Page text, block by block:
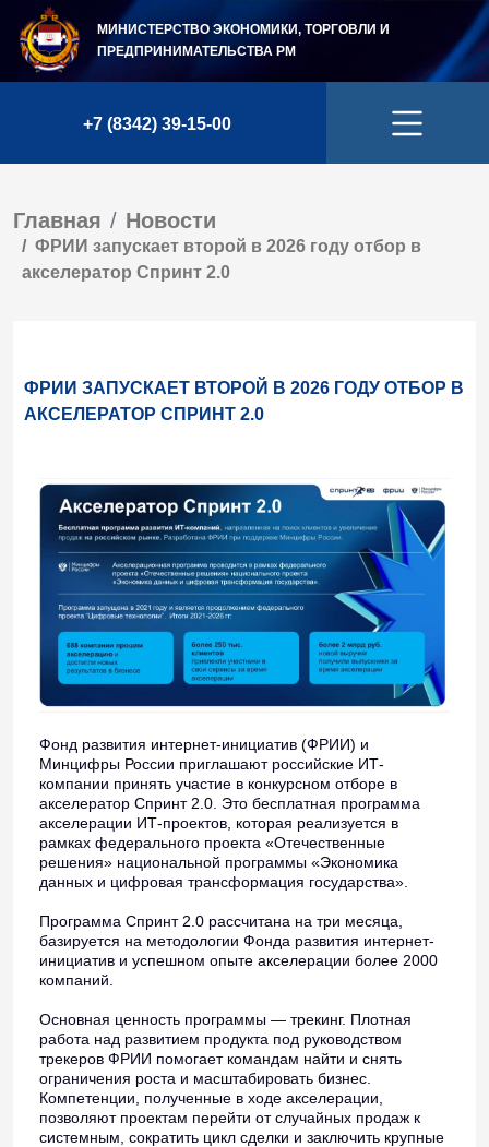
МИНИСТЕРСТВО ЭКОНОМИКИ, ТОРГОВЛИ И
ПРЕДПРИНИМАТЕЛЬСТВА РМ
+7 (8342) 39-15-00
Главная Новости
ФРИИ запускает второй в 2026 году отбор в
акселератор Спринт 2.0
ФРИИ ЗАПУСКАЕТ ВТОРОЙ В 2026 ГОДУ ОТБОР В
АКСЕЛЕРАТОР СПРИНТ 2.0
Фонд развития интернет-инициатив (ФРИИ) и
Минцифры России приглашают российские ИТ-
компании принять участие в конкурсном отборе в
акселератор Спринт 2.0. Это бесплатная программа
акселерации ИТ-проектов, которая реализуется в
рамках федерального проекта «Отечественные
решения» национальной программы «Экономика
данных и цифровая трансформация государства».
Программа Спринт 2.0 рассчитана на три месяца,
базируется на методологии Фонда развития интернет-
инициатив и успешном опыте акселерации более 2000
компаний.
Основная ценность программы — трекинг. Плотная
работа над развитием продукта под руководством
трекеров ФРИИ помогает командам найти и снять
ограничения роста и масштабировать бизнес.
Компетенции, полученные в ходе акселерации,
позволяют проектам перейти от случайных продаж к
системным, сократить цикл сделки и заключить крупные